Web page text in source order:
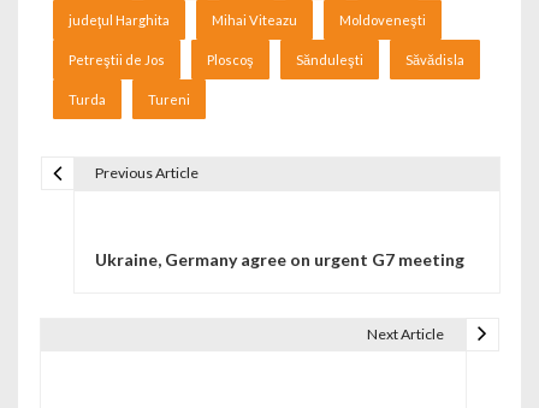
judeţul Harghita Mihai Viteazu Moldoveneşti
Petreştii de Jos Ploscoş Sănduleşti Săvădisla
Turda Tureni
Previous Article
Ukraine, Germany agree on urgent G7 meeting
Next Article